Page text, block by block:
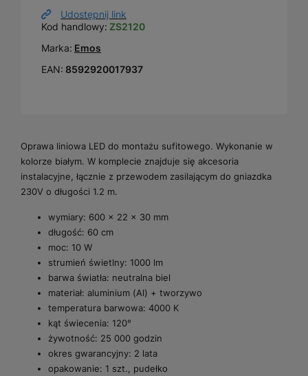
Udostępnij link
Kod handlowy: ZS2120
Marka: Emos
EAN: 8592920017937
Oprawa liniowa LED do montażu sufitowego. Wykonanie w
kolorze białym. W komplecie znajduje się akcesoria
instalacyjne, łącznie z przewodem zasilającym do gniazdka
230V o długości 1.2 m.
wymiary: 600 × 22 × 30 mm
długość: 60 cm
moc: 10 W
strumień świetlny: 1000 lm
barwa światła: neutralna biel
materiał: aluminium (Al) + tworzywo
temperatura barwowa: 4000 K
kąt świecenia: 120°
żywotność: 25 000 godzin
okres gwarancyjny: 2 lata
opakowanie: 1 szt., pudełko